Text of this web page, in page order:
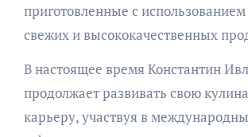
приготовленные с использованием
свежих и высококачественных
В настоящее время Константин
продолжает развивать свою
карьеру, участвуя в